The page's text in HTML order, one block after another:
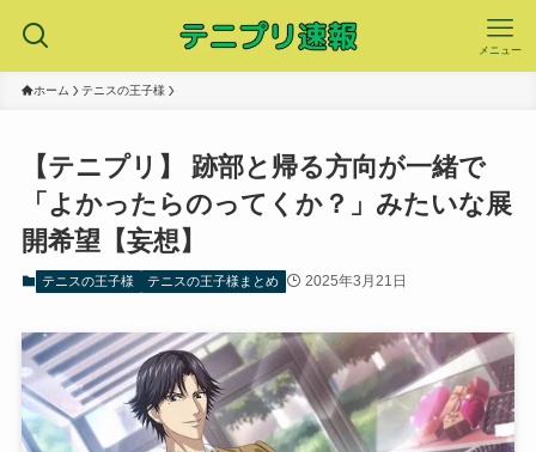
メニュー
ホーム テニスの王子様
【テニプリ】 跡部と帰る方向が一緒で
「よかったらのってくか？」みたいな展
開希望【妄想】
テニスの王子様 テニスの王子様まとめ 2025年3月21日